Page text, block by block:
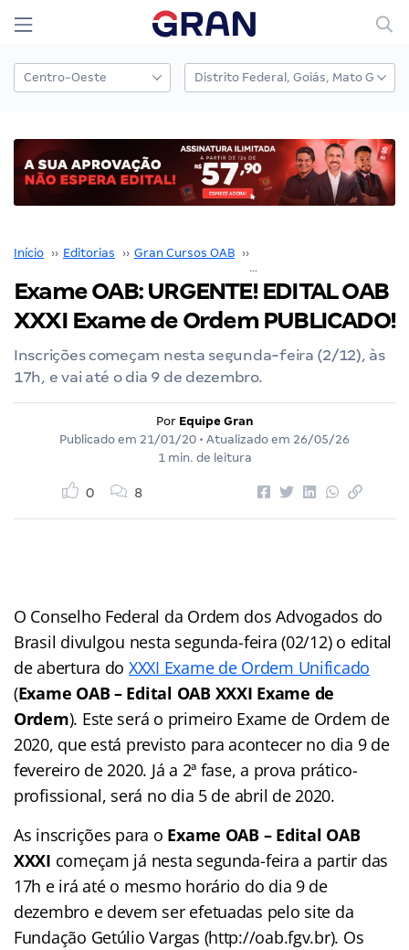
Início ›› Editorias ›› Gran Cursos OAB ››
Exame OAB: URGENTE! EDITAL OAB
XXXI Exame de Ordem PUBLICADO!
Inscrições começam nesta segunda-feira (2/12), às
17h, e vai até o dia 9 de dezembro.
Por Equipe Gran
Publicado em 21/01/20 • Atualizado em 26/05/26
1 min. de leitura
0 8
O Conselho Federal da Ordem dos Advogados do
Brasil divulgou nesta segunda-feira (02/12) o edital
de abertura do XXXI Exame de Ordem Unificado
(Exame OAB – Edital OAB XXXI Exame de
Ordem). Este será o primeiro Exame de Ordem de
2020, que está previsto para acontecer no dia 9 de
fevereiro de 2020. Já a 2ª fase, a prova prático-
profissional, será no dia 5 de abril de 2020.
As inscrições para o Exame OAB – Edital OAB
XXXI começam já nesta segunda-feira a partir das
17h e irá até o mesmo horário do dia 9 de
dezembro e devem ser efetuadas pelo site da
Fundação Getúlio Vargas (http://oab.fgv.br). Os